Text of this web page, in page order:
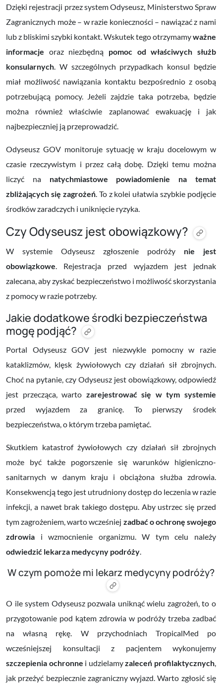
Dzięki rejestracji przez system Odyseusz, Ministerstwo Spraw
Zagranicznych może – w razie konieczności – nawiązać z nami
lub z bliskimi szybki kontakt. Wskutek tego otrzymamyważne
informacje oraz niezbędną pomoc od właściwych służb
konsularnych. W szczególnych przypadkach konsul będzie
miał możliwość nawiązania kontaktu bezpośrednio z osobą
potrzebującą pomocy. Jeżeli zajdzie taka potrzeba, będzie
można również właściwie zaplanować ewakuację i jak
najbezpieczniej ją przeprowadzić.
Odyseusz GOV monitoruje sytuację w kraju docelowym w
czasie rzeczywistym i przez całą dobę. Dzięki temu można
liczyć na natychmiastowe powiadomienie na temat
zbliżających się zagrożeń. To z kolei ułatwia szybkie podjęcie
środków zaradczych i uniknięcie ryzyka.
Czy Odyseusz jest obowiązkowy?
W systemie Odyseusz zgłoszenie podróży nie jest
obowiązkowe . Rejestracja przed wyjazdem jest jednak
zalecana, aby zyskać bezpieczeństwo i możliwość skorzystania
z pomocy w razie potrzeby.
Jakie dodatkowe środki bezpieczeństwa
mogę podjąć?
Portal Odyseusz GOV jest niezwykle pomocny w razie
kataklizmów, klęsk żywiołowych czy działań sił zbrojnych.
Choć na pytanie, czy Odyseusz jest obowiązkowy, odpowiedź
jest przecząca, warto zarejestrować się w tym systemie
przed wyjazdem za granicę. To pierwszy środek
bezpieczeństwa, o którym trzeba pamiętać.
Skutkiem katastrof żywiołowych czy działań sił zbrojnych
może być także pogorszenie się warunków higieniczno-
sanitarnych w danym kraju i obciążona służba zdrowia.
Konsekwencją tego jest utrudniony dostęp do leczenia w razie
infekcji, a nawet brak takiego dostępu. Aby ustrzec się przed
tym zagrożeniem, warto wcześniej zadbać o ochronę swojego
zdrowia i wzmocnienie organizmu. W tym celu należy
odwiedzić lekarza medycyny podróży.
W czym pomoże mi lekarz medycyny podróży?
O ile system Odyseusz pozwala uniknąć wielu zagrożeń, to o
przygotowanie pod kątem zdrowia w podróży trzeba zadbać
na własną rękę. W przychodniach TropicalMed po
wcześniejszej konsultacji z pacjentem wykonujemy
szczepienia ochronne i udzielamyzaleceń profilaktycznych,
jak przeżyć bezpiecznie zagraniczny wyjazd. Warto zgłosić się